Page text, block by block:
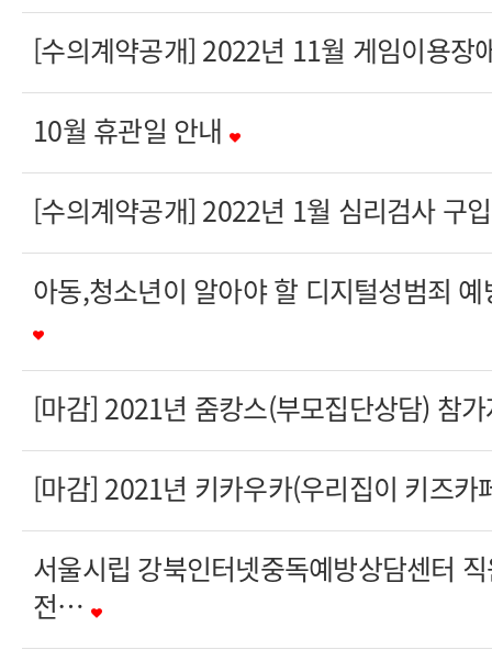
[수의계약공개] 2022년 11월 게임이용
10월 휴관일 안내
[수의계약공개] 2022년 1월 심리검사 구
아동,청소년이 알아야 할 디지털성범죄
[마감] 2021년 줌캉스(부모집단상담) 참
[마감] 2021년 키카우카(우리집이 키즈
서울시립 강북인터넷중독예방상담센터
전…